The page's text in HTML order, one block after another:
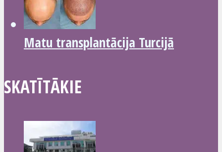
Matu transplantācija Turcijā
SKATĪTĀKIE